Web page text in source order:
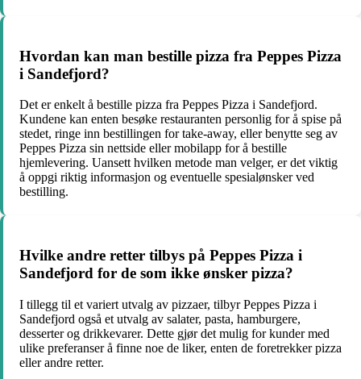
Hvordan kan man bestille pizza fra Peppes Pizza
i Sandefjord?
Det er enkelt å bestille pizza fra Peppes Pizza i Sandefjord.
Kundene kan enten besøke restauranten personlig for å spise på
stedet, ringe inn bestillingen for take-away, eller benytte seg av
Peppes Pizza sin nettside eller mobilapp for å bestille
hjemlevering. Uansett hvilken metode man velger, er det viktig
å oppgi riktig informasjon og eventuelle spesialønsker ved
bestilling.
Hvilke andre retter tilbys på Peppes Pizza i
Sandefjord for de som ikke ønsker pizza?
I tillegg til et variert utvalg av pizzaer, tilbyr Peppes Pizza i
Sandefjord også et utvalg av salater, pasta, hamburgere,
desserter og drikkevarer. Dette gjør det mulig for kunder med
ulike preferanser å finne noe de liker, enten de foretrekker pizza
eller andre retter.